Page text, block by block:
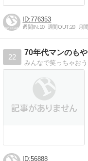
776353
週間IN:10 週間OUT:20 月
22
70年代マンのも
みんなで笑っちゃおう
56888